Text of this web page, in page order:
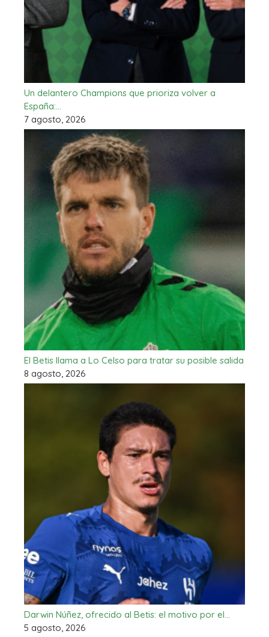
Un delantero Champions que prioriza volver a
España:…
7 agosto, 2026
El Betis llama a Lo Celso para tratar su posible salida
8 agosto, 2026
Darwin Núñez, ofrecido al Betis: el motivo por el…
5 agosto, 2026